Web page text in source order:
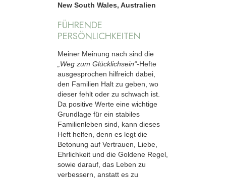
New South Wales, Australien
FÜHRENDE
PERSÖNLICHKEITEN
Meiner Meinung nach sind die
„Weg zum Glücklichsein“-Hefte
ausgesprochen hilfreich dabei,
den Familien Halt zu geben, wo
dieser fehlt oder zu schwach ist.
Da positive Werte eine wichtige
Grundlage für ein stabiles
Familienleben sind, kann dieses
Heft helfen, denn es legt die
Betonung auf Vertrauen, Liebe,
Ehrlichkeit und die Goldene Regel,
sowie darauf, das Leben zu
verbessern, anstatt es zu